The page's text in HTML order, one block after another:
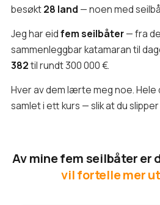
besøkt28 land — noen med
Jeg har eidfem seilbåter— fra
sammenleggbar katamaran til
382til rundt 300 000 €.
Hver av dem lærte meg noe.
samlet i ett kurs — slik at du
Av mine fem seilbåter er
vil fortelle mer